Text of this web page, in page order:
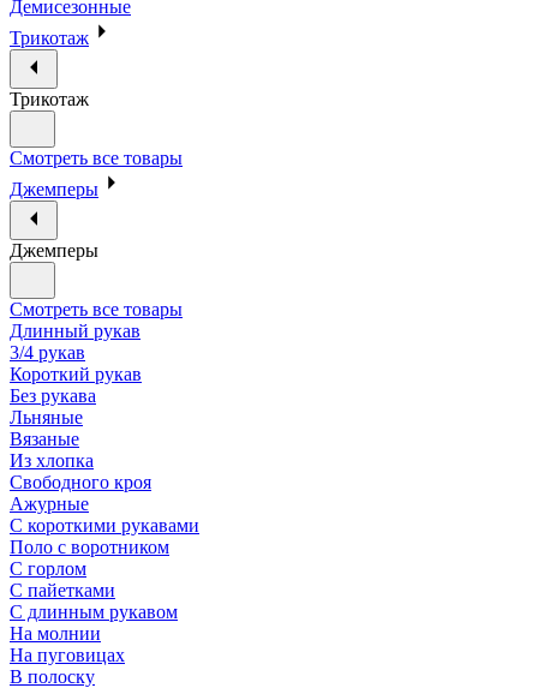
Демисезонные
Трикотаж
Трикотаж
Смотреть все товары
Джемперы
Джемперы
Смотреть все товары
Длинный рукав
3/4 рукав
Короткий рукав
Без рукава
Льняные
Вязаные
Из хлопка
Свободного кроя
Ажурные
С короткими рукавами
Поло с воротником
С горлом
С пайетками
С длинным рукавом
На молнии
На пуговицах
В полоску